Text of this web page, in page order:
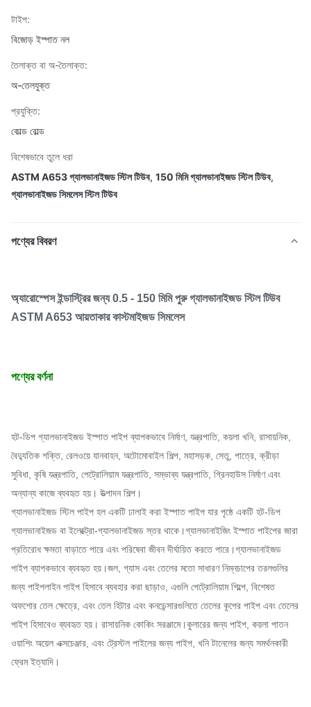
টাইপ:
বিজোড় ইস্পাত নল
তৈলাক্ত বা অ-তৈলাক্ত:
অ-তেলযুক্ত
প্রযুক্তি:
কোল্ড রোল্ড
বিশেষভাবে তুলে ধরা
ASTM A653 গ্যালভানাইজড স্টিল টিউব, 150 মিমি গ্যালভানাইজড স্টিল টিউব,
গ্যালভানাইজড সিমলেস স্টিল টিউব
পণ্যের বিবরণ
অ্যারোস্পেস ইন্ডাস্ট্রির জন্য 0.5 - 150 মিমি পুরু গ্যালভানাইজড স্টিল টিউব
ASTM A653 আয়তাকার কাস্টমাইজড সিমলেস
পণ্যের বর্ণনা
হট-ডিপ গ্যালভানাইজড ইস্পাত পাইপ ব্যাপকভাবে নির্মাণ, যন্ত্রপাতি, কয়লা খনি, রাসায়নিক,
বৈদ্যুতিক শক্তি, রেলওয়ে যানবাহন, অটোমোবাইল শিল্প, মহাসড়ক, সেতু, পাত্রে, ক্রীড়া
সুবিধা, কৃষি যন্ত্রপাতি, পেট্রোলিয়াম যন্ত্রপাতি, সম্ভাব্য যন্ত্রপাতি, গ্রিনহাউস নির্মাণ এবং
অন্যান্য কাজে ব্যবহৃত হয়। উত্পাদন শিল্প।
গ্যালভানাইজড স্টিল পাইপ হল একটি ঢালাই করা ইস্পাত পাইপ যার পৃষ্ঠে একটি হট-ডিপ
গ্যালভানাইজড বা ইলেক্ট্রো-গ্যালভানাইজড স্তর থাকে।গ্যালভানাইজিং ইস্পাত পাইপের জারা
প্রতিরোধ ক্ষমতা বাড়াতে পারে এবং পরিষেবা জীবন দীর্ঘায়িত করতে পারে।গ্যালভানাইজড
পাইপ ব্যাপকভাবে ব্যবহৃত হয়।জল, গ্যাস এবং তেলের মতো সাধারণ নিম্নচাপের তরলগুলির
জন্য পাইপলাইন পাইপ হিসাবে ব্যবহার করা ছাড়াও, এগুলি পেট্রোলিয়াম শিল্পে, বিশেষত
অফশোর তেল ক্ষেত্রে, এবং তেল হিটার এবং কনডেন্সারগুলিতে তেলের কূপের পাইপ এবং তেলের
পাইপ হিসাবেও ব্যবহৃত হয়। রাসায়নিক কোকিং সরঞ্জামে।কুলারের জন্য পাইপ, কয়লা পাতন
ওয়াশিং অয়েল এক্সচেঞ্জার, এবং ট্রেস্টল পাইলের জন্য পাইপ, খনি টানেলের জন্য সমর্থনকারী
ফ্রেম ইত্যাদি।